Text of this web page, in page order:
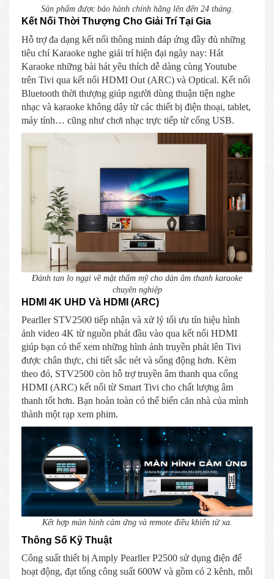
Sản phẩm được bảo hành chính hãng lên đến 24 tháng.
Kết Nối Thời Thượng Cho Giải Trí Tại Gia
Hỗ trợ đa dạng kết nối thông minh đáp ứng đầy đủ những
tiêu chí Karaoke nghe giải trí hiện đại ngày nay: Hát
Karaoke những bài hát yêu thích dễ dàng cùng Youtube
trên Tivi qua kết nối HDMI Out (ARC) và Optical. Kết nối
Bluetooth thời thượng giúp người dùng thuận tiện nghe
nhạc và karaoke không dây từ các thiết bị điện thoại, tablet,
máy tính… cũng như chơi nhạc trực tiếp từ cổng USB.
Đánh tan lo ngại về mặt thẩm mỹ cho dàn âm thanh karaoke
chuyên nghiệp
HDMI 4K UHD Và HDMI (ARC)
Pearller STV2500 tiếp nhận và xử lý tối ưu tín hiệu hình
ảnh video 4K từ nguồn phát đầu vào qua kết nối HDMI
giúp bạn có thể xem những hình ảnh truyền phát lên Tivi
được chân thực, chi tiết sắc nét và sống động hơn. Kèm
theo đó, STV2500 còn hỗ trợ truyền âm thanh qua cổng
HDMI (ARC) kết nối từ Smart Tivi cho chất lượng âm
thanh tốt hơn. Bạn hoàn toàn có thể biến căn nhà của mình
thành một rạp xem phim.
Kết hợp màn hình cảm ứng và remote điều khiển từ xa.
Thông Số Kỹ Thuật
Công suất thiết bị Amply Pearller P2500 sử dụng điện để
hoạt động, đạt tổng công suất 600W và gồm có 2 kênh, mỗi